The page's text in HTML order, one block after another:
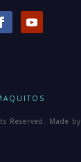
Reserved. Made by